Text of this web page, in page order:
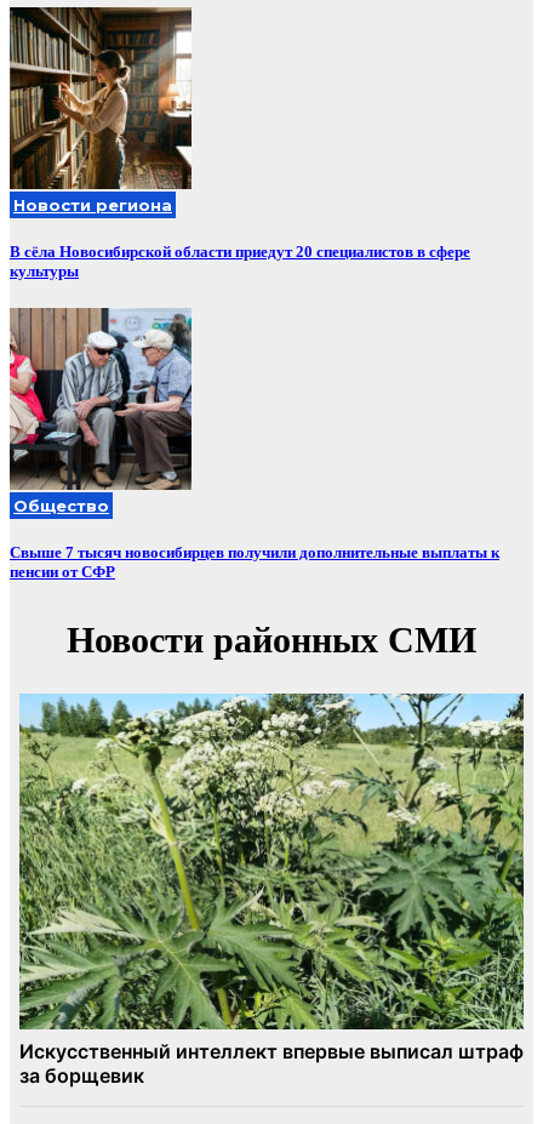
Новости региона
В сёла Новосибирской области приедут 20 специалистов в сфере
культуры
Общество
Свыше 7 тысяч новосибирцев получили дополнительные выплаты к
пенсии от СФР